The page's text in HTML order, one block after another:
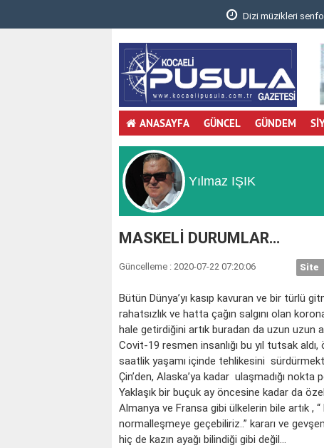
Dizi müzikleri senfonik yorumla Gebzelileri
ANASAYFA GÜNCEL GÜNDEM
Yılmaz IŞIK
MASKELİ DURUMLAR…
Güncelleme : 2020-07-22 07:20:06 Site
Bütün Dünya’yı kasıp kavuran ve bir türlü
rahatsızlık ve hatta çağın salgını olan
hale getirdiğini artık buradan da uzun uzun
Covit-19 resmen insanlığı bu yıl tutsak aldı,
saatlik yaşamı içinde tehlikesini
Çin’den, Alaska’ya kadar ulaşmadığı nokta
Yaklaşık bir buçuk ay öncesine kadar da
Almanya ve Fransa gibi ülkelerin bile artık ,
normalleşmeye geçebiliriz..” kararı ve
hiç de kazın ayağı bilindiği gibi değil…